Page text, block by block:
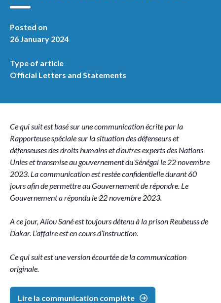
Posted on
26 January 2024
Type of article
Official Letters and Statements
Ce qui suit est basé sur une communication écrite par la
Rapporteuse spéciale sur la situation des défenseurs et
défenseuses des droits humains et d’autres experts des Nations
Unies et transmise au gouvernement du Sénégal le 22 novembre
2023. La communication est restée confidentielle durant 60
jours afin de permettre au Gouvernement de répondre. Le
Gouvernement a répondu le 22 novembre 2023.
A ce jour, Aliou Sané est toujours détenuà la prison Reubeuss de
Dakar. L’affaire est en cours d’instruction.
Ce qui suit est une version écourtée de la communication
originale.
Lire la communication complète